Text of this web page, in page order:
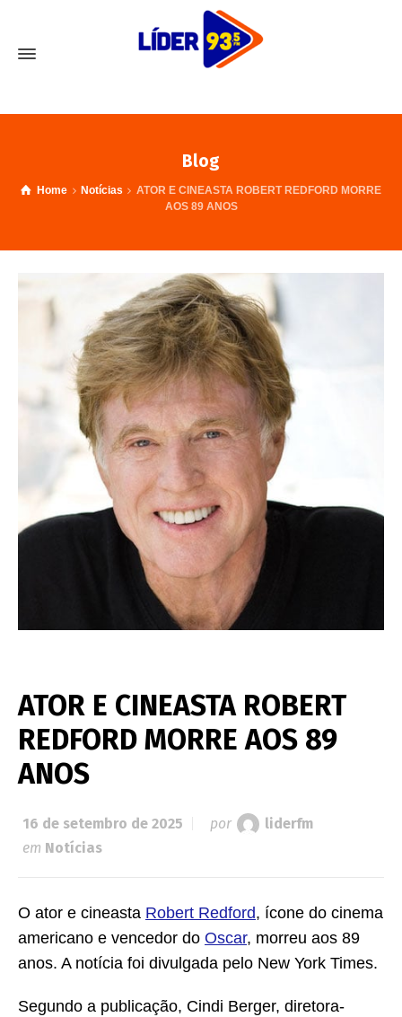
Blog
Home Notícias
ATOR E CINEASTA ROBERT REDFORD MORRE
AOS 89 ANOS
ATOR E CINEASTA ROBERT
REDFORD MORRE AOS 89
ANOS
16 de setembro de 2025 por
liderfm
em Notícias
O ator e cineasta Robert Redford, ícone do cinema
americano e vencedor do Oscar, morreu aos 89
anos. A notícia foi divulgada pelo New York Times.
Segundo a publicação, Cindi Berger, diretora-